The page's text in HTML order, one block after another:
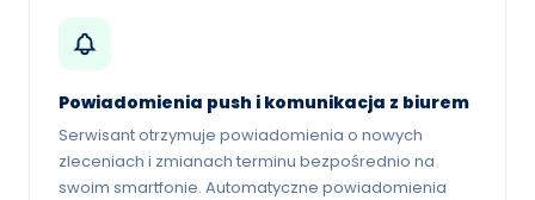
Powiadomienia push i komunikacja z biurem
Serwisant otrzymuje powiadomienia o nowych
zleceniach i zmianach terminu bezpośrednio na
swoim smartfonie. Automatyczne powiadomienia